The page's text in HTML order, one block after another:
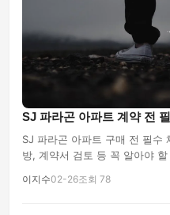
SJ 파라곤 아파트 계약 전
SJ 파라곤 아파트 구매 전 필수
방, 계약서 검토 등 꼭 알아야
이지수02-26조회 78